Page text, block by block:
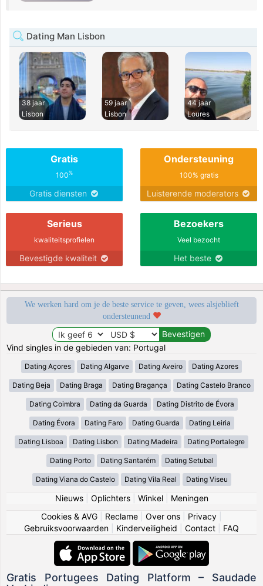
Dating Man Lisbon
38 jaar
Lisbon
59 jaar
Lisbon
44 jaar
Loures
Gratis
100%
Gratis diensten
Ondersteuning
100% gratis
Luisterende moderators
Serieus
kwaliteitsprofielen
Bevestigde kwaliteit
Bezoekers
Veel bezocht
Het beste
We werken hard om je de beste service te geven, wees alsjeblieft
ondersteunend
Vind singles in de gebieden van: Portugal
Dating Açores Dating Algarve Dating Aveiro Dating Azores
Dating Beja Dating Braga Dating Bragança Dating Castelo Branco
Dating Coimbra Dating da Guarda Dating Distrito de Évora
Dating Évora Dating Faro Dating Guarda Dating Leiria
Dating Lisboa Dating Lisbon Dating Madeira Dating Portalegre
Dating Porto Dating Santarém Dating Setubal
Dating Viana do Castelo Dating Vila Real Dating Viseu
Nieuws| Oplichters| Winkel| Meningen
Cookies & AVG
Reclame Over ons Privacy
Gebruiksvoorwaarden
Kinderveiligheid Contact FAQ
Gratis Portugees Dating Platform – Saudade